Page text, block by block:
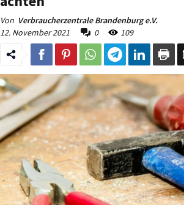
Von Verbraucherzentrale Brandenburg e.V.
12. November 2021
0 109